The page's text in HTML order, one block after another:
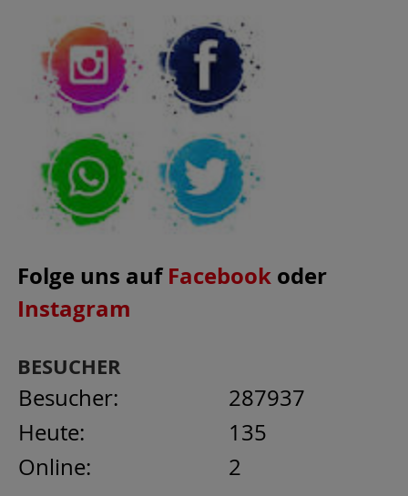
Folge uns auf Facebook oder
Instagram
BESUCHER
Besucher:
287937
Heute:
135
Online:
2